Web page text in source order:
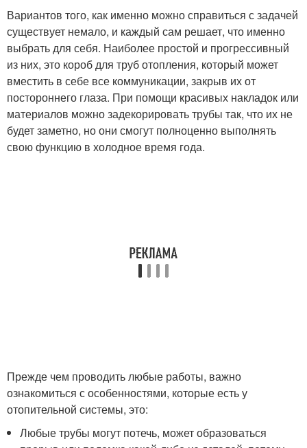
Вариантов того, как именно можно справиться с задачей
существует немало, и каждый сам решает, что именно
выбрать для себя. Наиболее простой и прогрессивный
из них, это короб для труб отопления, который может
вместить в себе все коммуникации, закрыв их от
постороннего глаза. При помощи красивых накладок или
материалов можно задекорировать трубы так, что их не
будет заметно, но они смогут полноценно выполнять
свою функцию в холодное время года.
Прежде чем проводить любые работы, важно
ознакомиться с особенностями, которые есть у
отопительной системы, это:
Любые трубы могут потечь, может образоваться